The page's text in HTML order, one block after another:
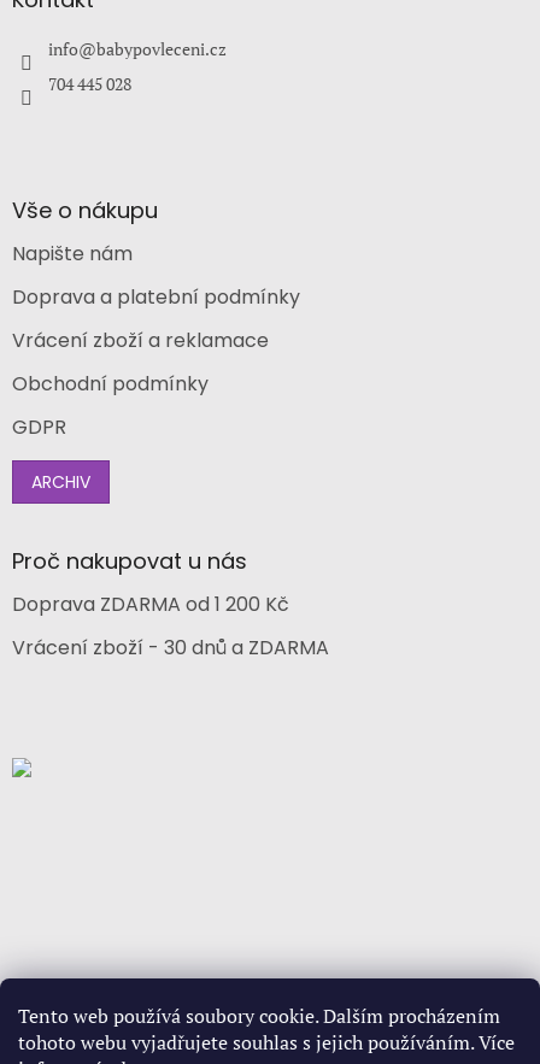
Tento web používá soubory cookie. Dalším procházením
tohoto webu vyjadřujete souhlas s jejich používáním. Více
info@babypovleceni.cz
704 445 028
Vše o nákupu
Napište nám
Doprava a platební podmínky
Vrácení zboží a reklamace
Obchodní podmínky
GDPR
ARCHIV
Proč nakupovat u nás
Doprava ZDARMA od 1 200 Kč
Vrácení zboží - 30 dnů a ZDARMA